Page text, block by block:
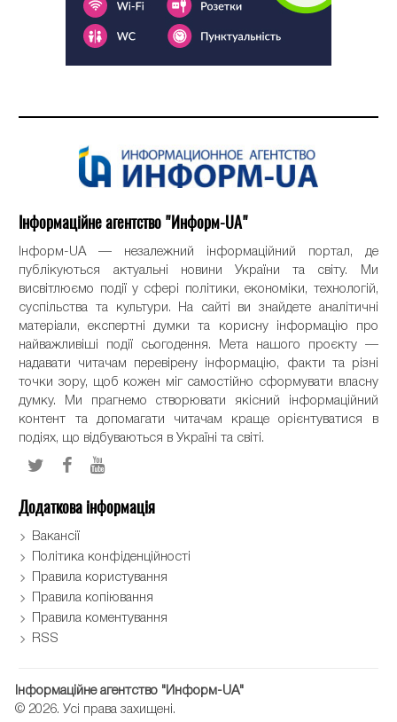
Інформаційне агентство "Информ-UA"
Інформ-UA — незалежний інформаційний портал, де
публікуються актуальні новини України та світу. Ми
висвітлюємо події у сфері політики, економіки, технологій,
суспільства та культури. На сайті ви знайдете аналітичні
матеріали, експертні думки та корисну інформацію про
найважливіші події сьогодення. Мета нашого проєкту —
надавати читачам перевірену інформацію, факти та різні
точки зору, щоб кожен міг самостійно сформувати власну
думку. Ми прагнемо створювати якісний інформаційний
контент та допомагати читачам краще орієнтуватися в
подіях, що відбуваються в Україні та світі.
Додаткова інформація
Вакансії
Політика конфіденційності
Правила користування
Правила копіювання
Правила коментування
RSS
Інформаційне агентство "Информ-UA"
© 2026. Усі права захищені.